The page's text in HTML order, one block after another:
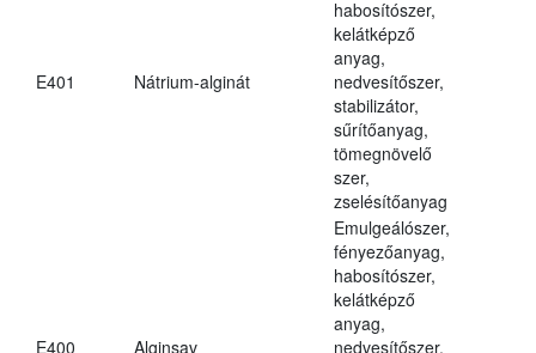
E401 Nátrium-alginát
habosítószer,
kelátképző
anyag,
nedvesítőszer,
stabilizátor,
sűrítőanyag,
tömegnövelő
szer,
zselésítőanyag
E400 Alginsav
Emulgeálószer,
fényezőanyag,
habosítószer,
kelátképző
anyag,
nedvesítőszer,